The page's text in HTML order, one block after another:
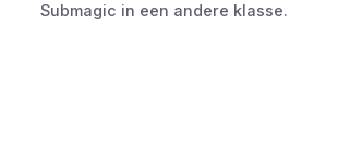
Submagic in een andere klasse.